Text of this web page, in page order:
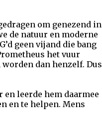
om genezend in
de natuur en moderne
geen vijand die bang
het vuur
dan henzelf. Dus
en leerde hem daarmee
en te helpen. Mens